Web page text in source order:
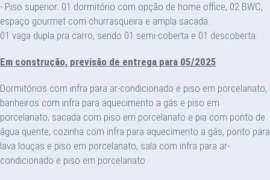
- Piso superior: 01 dormitório com opção de home office, 02 BWC,
espaço gourmet com churrasqueira e ampla sacada.
01 vaga dupla pra carro, sendo 01 semi-coberta e 01 descoberta.
Em construção, previsão de entrega para 05/2025
Dormitórios com infra para ar-condicionado e piso em porcelanato,
banheiros com infra para aquecimento a gás e piso em
porcelanato, sacada com piso em porcelanato e pia com ponto de
água quente, cozinha com infra para aquecimento a gás, ponto para
lava louças e piso em porcelanato, sala com infra para ar-
condicionado e piso em porcelanato.